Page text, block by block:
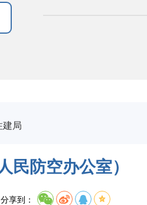
建局
民防空办公室）
分享到：